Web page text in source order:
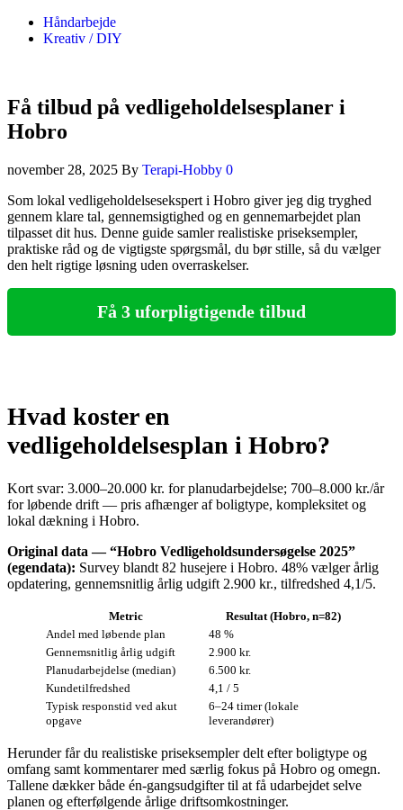
Håndarbejde
Kreativ / DIY
Få tilbud på vedligeholdelsesplaner i
Hobro
november 28, 2025 By Terapi-Hobby 0
Som lokal vedligeholdelsesekspert i Hobro giver jeg dig tryghed
gennem klare tal, gennemsigtighed og en gennemarbejdet plan
tilpasset dit hus. Denne guide samler realistiske priseksempler,
praktiske råd og de vigtigste spørgsmål, du bør stille, så du vælger
den helt rigtige løsning uden overraskelser.
Få 3 uforpligtigende tilbud
Hvad koster en
vedligeholdelsesplan i Hobro?
Kort svar: 3.000–20.000 kr. for planudarbejdelse; 700–8.000 kr./år
for løbende drift — pris afhænger af boligtype, kompleksitet og
lokal dækning i Hobro.
Original data — “Hobro Vedligeholdsundersøgelse 2025”
(egendata): Survey blandt 82 husejere i Hobro. 48% vælger årlig
opdatering, gennemsnitlig årlig udgift 2.900 kr., tilfredshed 4,1/5.
Metric
Resultat (Hobro, n=82)
Andel med løbende plan
48 %
Gennemsnitlig årlig udgift
2.900 kr.
Planudarbejdelse (median)
6.500 kr.
Kundetilfredshed
4,1 / 5
Typisk responstid ved akut
opgave
6–24 timer (lokale
leverandører)
Herunder får du realistiske priseksempler delt efter boligtype og
omfang samt kommentarer med særlig fokus på Hobro og omegn.
Tallene dækker både én‑gangsudgifter til at få udarbejdet selve
planen og efterfølgende årlige driftsomkostninger.